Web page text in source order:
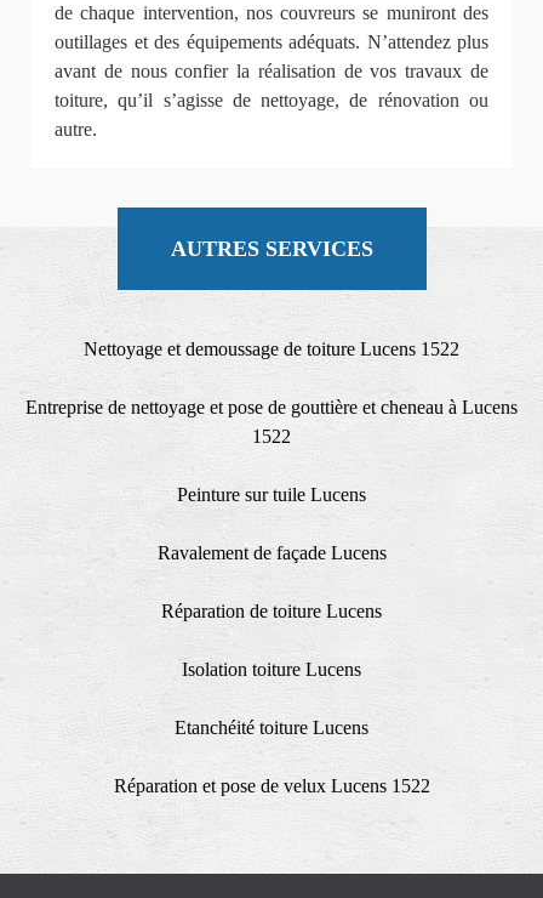
de chaque intervention, nos couvreurs se muniront des
outillages et des équipements adéquats. N’attendez plus
avant de nous confier la réalisation de vos travaux de
toiture, qu’il s’agisse de nettoyage, de rénovation ou
autre.
AUTRES SERVICES
Nettoyage et demoussage de toiture Lucens 1522
Entreprise de nettoyage et pose de gouttière et cheneau à Lucens
1522
Peinture sur tuile Lucens
Ravalement de façade Lucens
Réparation de toiture Lucens
Isolation toiture Lucens
Etanchéité toiture Lucens
Réparation et pose de velux Lucens 1522